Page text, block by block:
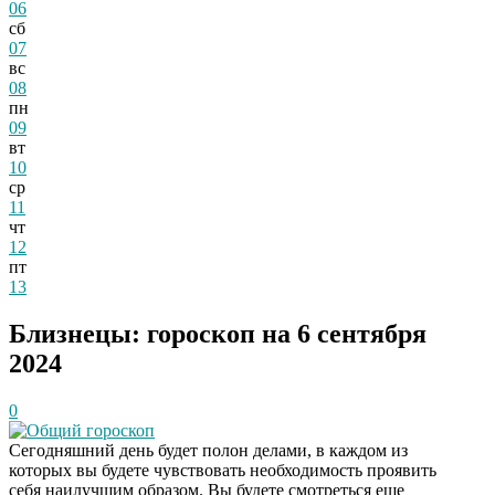
06
сб
07
вс
08
пн
09
вт
10
ср
11
чт
12
пт
13
Близнецы: гороскоп на 6 сентября
2024
0
Общий гороскоп
Сегодняшний день будет полон делами, в каждом из
которых вы будете чувствовать необходимость проявить
себя наилучшим образом. Вы будете смотреться еще